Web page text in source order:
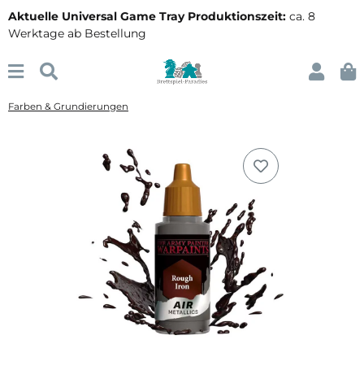
Aktuelle Universal Game Tray Produktionszeit: ca. 8
Werktage ab Bestellung
Farben & Grundierungen